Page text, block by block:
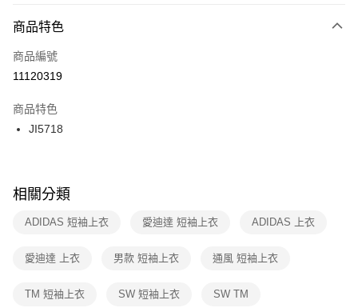
３．安心：先確認商品／服務後，再付款。
【「AFTEE先享後付」結帳流程】
１．於結帳方式選擇「AFTEE先享後付」後，將跳轉至「AFTEE先享後付」
２．訂單成立數日內，您將收到繳費通知簡訊。
３．收到繳費通知簡訊後14天內，點擊此簡訊中的連結，可透過四大超商／
ATM／網路銀行／等多元方式進行付款，方視為交易完成。
※ 交易是否成功請以「AFTEE先享後付 」之結帳頁面顯示為準，若有關於
是否繳費成功／繳費後需取消欲退款等相關疑問，請聯繫「AFTEE先享後付
客戶支援中心」https://netprotections.freshdesk.com/support/home
１．透過由恩沛科技股份有限公司提供之「AFTEE先享後付」服務完成之交
權轉讓予恩沛科技股份有限公司。
每筆NT$100，滿NT$1,500(含以上)免運費
宅配
每筆NT$100，滿NT$1,500(含以上)免運費
付款後門市自取
每筆NT$100，滿NT$1,500(含以上)免運費
商品特色
商品編號
11120319
商品特色
JI5718
相關分類
ADIDAS 短袖上衣 愛迪達 短袖上衣 ADIDAS 上衣
愛迪達 上衣 男款 短袖上衣 通風 短袖上衣
TM 短袖上衣 SW 短袖上衣 SW TM